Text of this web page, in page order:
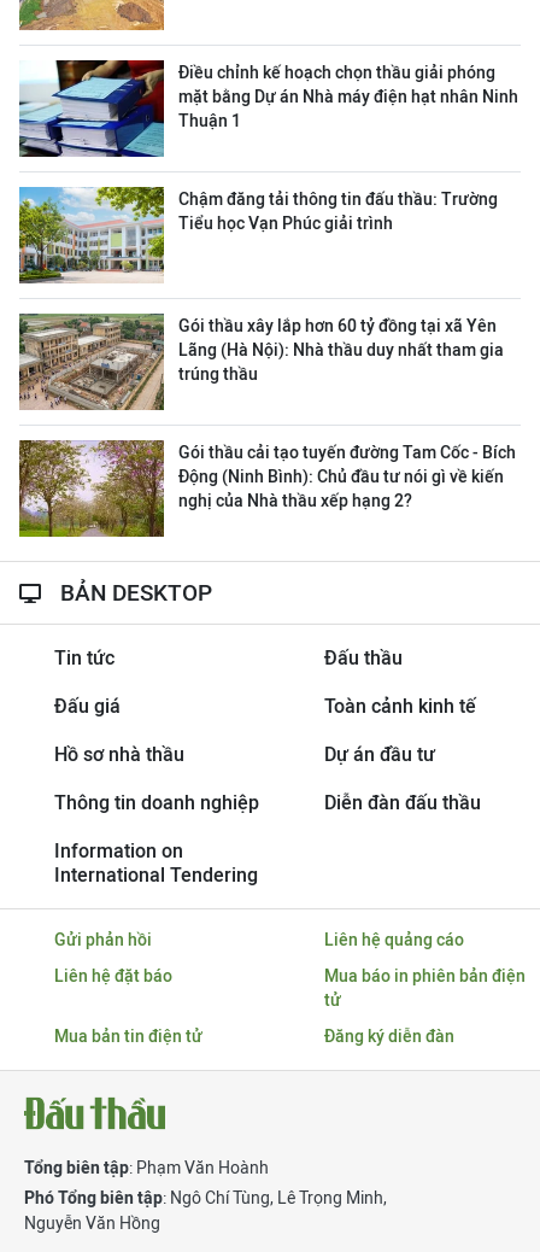
Điều chỉnh kế hoạch chọn thầu giải phóng
mặt bằng Dự án Nhà máy điện hạt nhân Ninh
Thuận 1
Chậm đăng tải thông tin đấu thầu: Trường
Tiểu học Vạn Phúc giải trình
Gói thầu xây lắp hơn 60 tỷ đồng tại xã Yên
Lãng (Hà Nội): Nhà thầu duy nhất tham gia
trúng thầu
Gói thầu cải tạo tuyến đường Tam Cốc - Bích
Động (Ninh Bình): Chủ đầu tư nói gì về kiến
nghị của Nhà thầu xếp hạng 2?
BẢN DESKTOP
Tin tức Đấu thầu
Đấu giá Toàn cảnh kinh tế
Hồ sơ nhà thầu Dự án đầu tư
Thông tin doanh nghiệp Diễn đàn đấu thầu
Information on
International Tendering
Gửi phản hồi
Liên hệ quảng cáo
Liên hệ đặt báo
Mua báo in phiên bản điện
tử
Mua bản tin điện tử
Đăng ký diễn đàn
Tổng biên tập: Phạm Văn Hoành
Phó Tổng biên tập: Ngô Chí Tùng, Lê Trọng Minh,
Nguyễn Văn Hồng